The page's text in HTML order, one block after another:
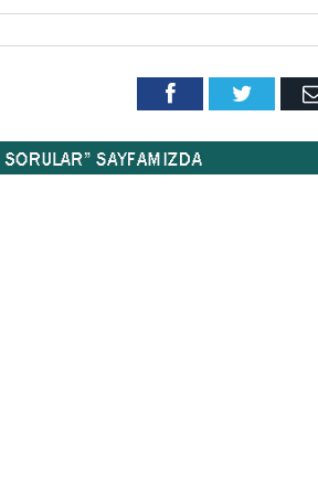
FacebookTwitter